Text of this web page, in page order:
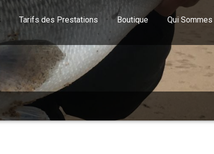
Tarifs des Prestations Boutique Qui